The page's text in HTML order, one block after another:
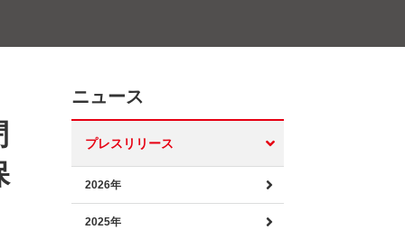
ニュース
プレスリリース
2026年
2025年